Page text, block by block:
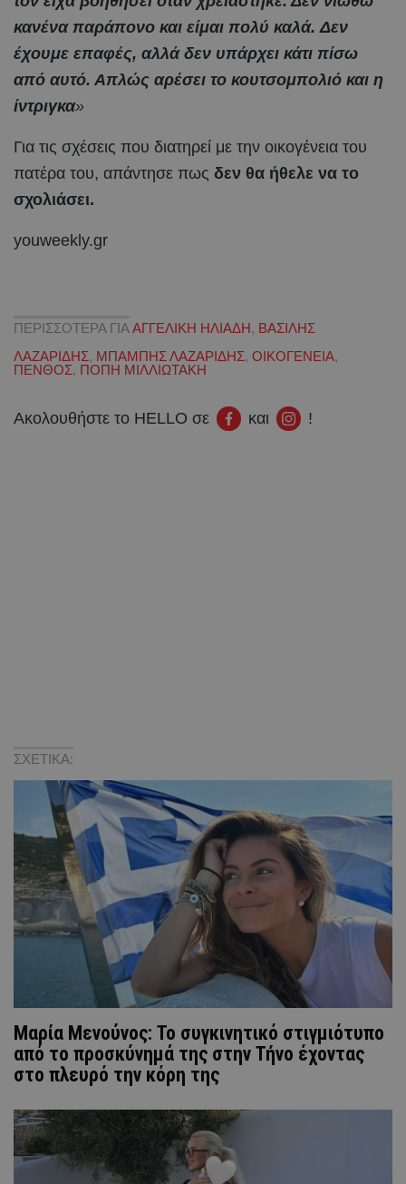
κανένα παράπονο και είμαι πολύ καλά. Δεν
έχουμε επαφές, αλλά δεν υπάρχει κάτι πίσω
από αυτό. Απλώς αρέσει το κουτσομπολιό και η
ίντριγκα»
Για τις σχέσεις που διατηρεί με την οικογένεια του
πατέρα του, απάντησε πως δεν θα ήθελε να το
σχολιάσει.
youweekly.gr
ΠΕΡΙΣΣΟΤΕΡΑ ΓΙΑ ΑΓΓΕΛΙΚΗ ΗΛΙΑΔΗ, ΒΑΣΙΛΗΣ
ΛΑΖΑΡΙΔΗΣ, ΜΠΑΜΠΗΣ ΛΑΖΑΡΙΔΗΣ, ΟΙΚΟΓΕΝΕΙΑ,
ΠΕΝΘΟΣ, ΠΟΠΗ ΜΙΛΛΙΩΤΑΚΗ
Ακολουθήστε το HELLO σε και !
ΣΧΕΤΙΚΑ:
Μαρία Μενούνος: Το συγκινητικό στιγμιότυπο
από το προσκύνημά της στην Τήνο έχοντας
στο πλευρό την κόρη της